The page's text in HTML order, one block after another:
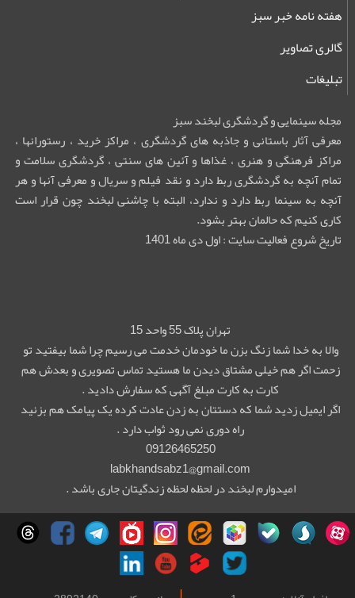
هفته نامه خبر سبز
گالری تصاویر
تبلیغات
مجله سینمایی و گردشگری لبخند سبز
معرفی آثار باستانی و جاذبه های گردشگری ، مراکز خرید ، رستورانها ،
مراکز فرهنگی و هنری ، غذاها و آئین های سنتی ، گردشگری سلامت و
تمام آنچه به گردشگری ربط دارد و نقد فیلم و سریال و معرفی آنها و هر
آنچه به سینما ربط دارد و ندارد، البته با چاشنی لبخند چون قرار است
کاری کنیم که حالمان بهتر بشود.
تاریخ شروع فعالیت سایت : اول دی ماه 1401
تهران پلاک 55 واحد 15
والا به خدا شما زنگ بزن ما خودمان خدمت می رسیم چرا شما بیفتید تو
زحمت اگر هم خیلی مشتاق دیدن ما هستید تماس تصویری و بعدش هم
کارت به کارت مبلغ آگهی که سفارش دادید .
اگر ایمیل زدید شما که دستتان به زدن عادت کرده یک پیامک هم بزنید
راه دوری نمی رود ثواب دارد .
09126465250
labkhandsabz1@gmail.com
امیدوارم لبخند در لحظه لحظه زندگیتان جاری باشد .